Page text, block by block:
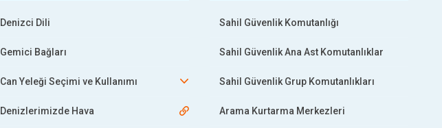
Denizci Dili
Gemici Bağları
Can Yeleği Seçimi ve Kullanımı
Denizlerimizde Hava
Sahil Güvenlik Komutanlığı
Sahil Güvenlik Ana Ast Komutanlıklar
Sahil Güvenlik Grup Komutanlıkları
Arama Kurtarma Merkezleri